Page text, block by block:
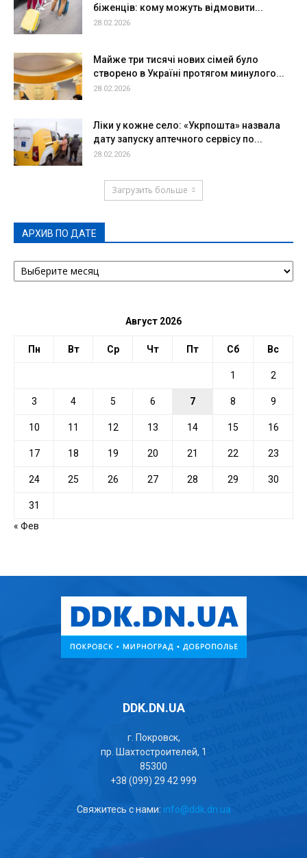
біженців: кому можуть відмовити...
28.02.2026
Майже три тисячі нових сімей було
створено в Україні протягом минулого...
28.02.2026
Ліки у кожне село: «Укрпошта» назвала
дату запуску аптечного сервісу по...
28.02.2026
Загрузить больше
АРХИВ ПО ДАТЕ
АРХИВ
ПО
Август 2026
Пн Вт Ср Чт Пт Сб Вс
1 2
3 4 5 6 7 8 9
10 11 12 13 14 15 16
17 18 19 20 21 22 23
24 25 26 27 28 29 30
31
« Фев
DDK.DN.UA
г. Покровск,
пр. Шахтостроителей, 1
85300
+38 (099) 29 42 999
Свяжитесь с нами: info@ddk.dn.ua